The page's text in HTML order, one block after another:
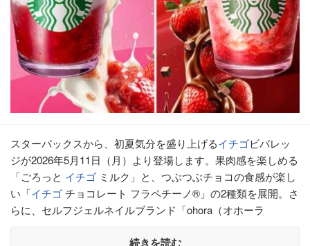
スターバックスから、初夏気分を盛り上げるイチゴビバレッ
ジが2026年5月11日（月）より登場します。果肉感を楽しめる
「ごろっと イチゴ ミルク」と、つぶつぶチョコの食感が楽し
い「イチゴチョコレート フラペチーノ®」の2種類を展開。さ
らに、セルフジェルネイルブランド「ohora（オホーラ
続きを読む